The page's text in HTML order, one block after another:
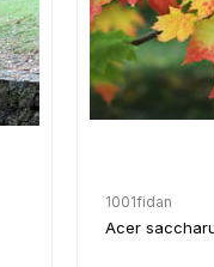
1001fidan
Acer